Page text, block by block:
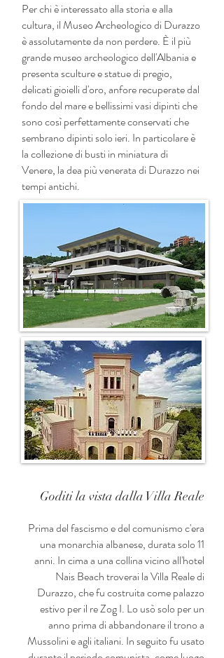
Per chi è interessato alla storia e alla
cultura, il Museo Archeologico di Durazzo
è assolutamente da non perdere. È il più
grande museo archeologico dell'Albania e
presenta sculture e statue di pregio,
delicati gioielli d'oro, anfore recuperate dal
fondo del mare e bellissimi vasi dipinti che
sono così perfettamente conservati che
sembrano dipinti solo ieri. In particolare è
la collezione di busti in miniatura di
Venere, la dea più venerata di Durazzo nei
tempi antichi.
Goditi la vista dalla Villa Reale
Prima del fascismo e del comunismo c'era
una monarchia albanese, durata solo 11
anni. In cima a una collina vicino all'hotel
Nais Beach troverai la Villa Reale di
Durazzo, che fu costruita come palazzo
estivo per il re Zog I. Lo usò solo per un
anno prima di abbandonare il trono a
Mussolini e agli italiani. In seguito fu usato